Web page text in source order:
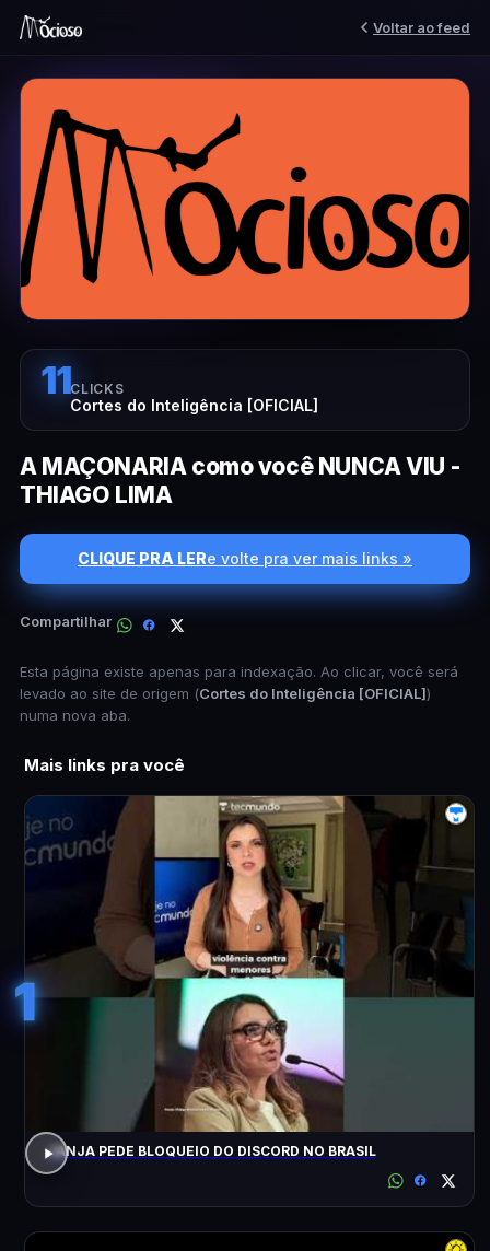
Voltar ao feed
11CLICKS
Cortes do Inteligência [OFICIAL]
A MAÇONARIA como você NUNCA VIU -
THIAGO LIMA
CLIQUE PRA LERe volte pra ver mais links »
Compartilhar
Esta página existe apenas para indexação. Ao clicar, você será
levado ao site de origem (Cortes do Inteligência [OFICIAL])
numa nova aba.
Mais links pra você
1
JANJA PEDE BLOQUEIO DO DISCORD NO BRASIL